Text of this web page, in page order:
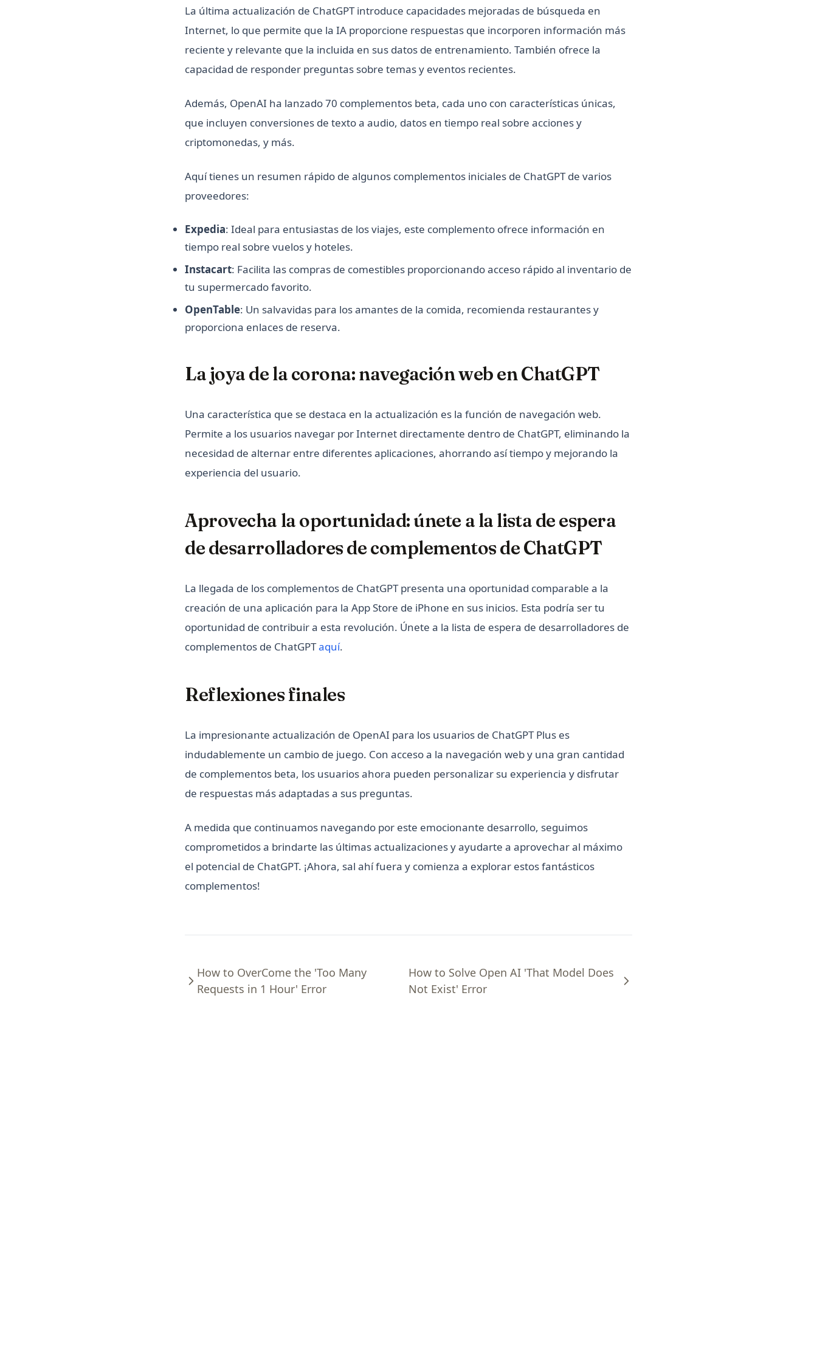
La última actualización de ChatGPT introduce capacidades mejoradas de búsqueda en
Internet, lo que permite que la IA proporcione respuestas que incorporen información más
reciente y relevante que la incluida en sus datos de entrenamiento. También ofrece la
capacidad de responder preguntas sobre temas y eventos recientes.
Además, OpenAI ha lanzado 70 complementos beta, cada uno con características únicas,
que incluyen conversiones de texto a audio, datos en tiempo real sobre acciones y
criptomonedas, y más.
Aquí tienes un resumen rápido de algunos complementos iniciales de ChatGPT de varios
proveedores:
Expedia: Ideal para entusiastas de los viajes, este complemento ofrece información en
tiempo real sobre vuelos y hoteles.
Instacart: Facilita las compras de comestibles proporcionando acceso rápido al inventario de
tu supermercado favorito.
OpenTable: Un salvavidas para los amantes de la comida, recomienda restaurantes y
proporciona enlaces de reserva.
La joya de la corona: navegación web en ChatGPT
Una característica que se destaca en la actualización es la función de navegación web.
Permite a los usuarios navegar por Internet directamente dentro de ChatGPT, eliminando la
necesidad de alternar entre diferentes aplicaciones, ahorrando así tiempo y mejorando la
experiencia del usuario.
Aprovecha la oportunidad: únete a la lista de espera
de desarrolladores de complementos de ChatGPT
La llegada de los complementos de ChatGPT presenta una oportunidad comparable a la
creación de una aplicación para la App Store de iPhone en sus inicios. Esta podría ser tu
oportunidad de contribuir a esta revolución. Únete a la lista de espera de desarrolladores de
complementos de ChatGPTaquí.
Reflexiones finales
La impresionante actualización de OpenAI para los usuarios de ChatGPT Plus es
indudablemente un cambio de juego. Con acceso a la navegación web y una gran cantidad
de complementos beta, los usuarios ahora pueden personalizar su experiencia y disfrutar
de respuestas más adaptadas a sus preguntas.
A medida que continuamos navegando por este emocionante desarrollo, seguimos
comprometidos a brindarte las últimas actualizaciones y ayudarte a aprovechar al máximo
el potencial de ChatGPT. ¡Ahora, sal ahí fuera y comienza a explorar estos fantásticos
complementos!
How to OverCome the 'Too Many
Requests in 1 Hour' Error
How to Solve Open AI 'That Model Does
Not Exist' Error